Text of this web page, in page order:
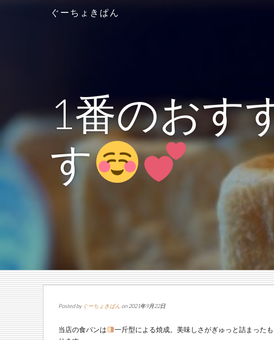
ぐーちょきぱん
1番のおす
す
Posted by ぐーちょきぱん on 2021年9月22日
当店の食パンは
一斤型による焼成。美味しさがぎゅっと詰まった